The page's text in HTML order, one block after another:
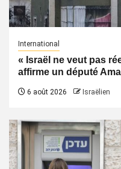
International
« Israël ne veut pas
affirme un député Amal
6 août 2026 Israëlien